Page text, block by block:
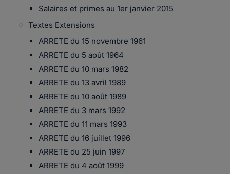
Salaires et primes au 1er janvier 2015
Textes Extensions
ARRETE du 15 novembre 1961
ARRETE du 5 août 1964
ARRETE du 10 mars 1982
ARRETE du 13 avril 1989
ARRETE du 10 août 1989
ARRETE du 3 mars 1992
ARRETE du 11 mars 1993
ARRETE du 16 juillet 1996
ARRETE du 25 juin 1997
ARRETE du 4 août 1999